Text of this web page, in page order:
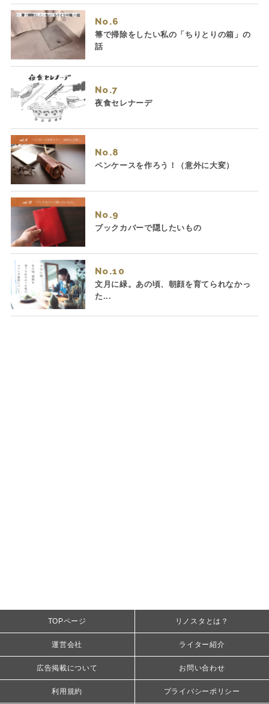
No.
箒で掃除をしたい私の「ちりとりの箱」の
話
No.
夜食セレナーデ
No.
ペンケースを作ろう！（意外に大変）
No.
ブックカバーで隠したいもの
No.
文月に緑。あの頃、朝顔を育てられなかっ
た...
TOPページ リノスタとは？
運営会社 ライター紹介
広告掲載について お問い合わせ
利用規約 プライバシーポリシー